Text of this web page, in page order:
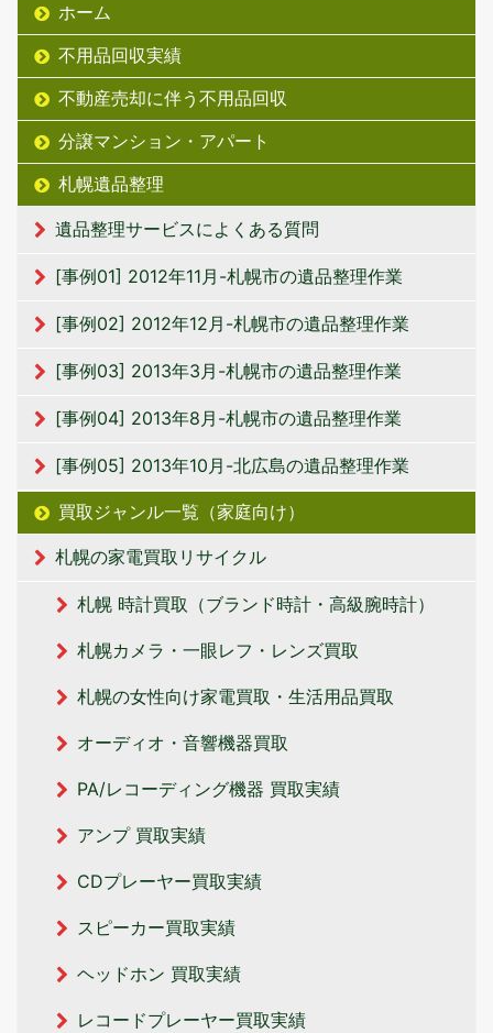
ホーム
不用品回収実績
不動産売却に伴う不用品回収
分譲マンション・アパート
札幌遺品整理
遺品整理サービスによくある質問
[事例01] 2012年11月-札幌市の遺品整理作業
[事例02] 2012年12月-札幌市の遺品整理作業
[事例03] 2013年3月-札幌市の遺品整理作業
[事例04] 2013年8月-札幌市の遺品整理作業
[事例05] 2013年10月-北広島の遺品整理作業
買取ジャンル一覧（家庭向け）
札幌の家電買取リサイクル
札幌 時計買取（ブランド時計・高級腕時計）
札幌カメラ・一眼レフ・レンズ買取
札幌の女性向け家電買取・生活用品買取
オーディオ・音響機器買取
PA/レコーディング機器 買取実績
アンプ 買取実績
CDプレーヤー買取実績
スピーカー買取実績
ヘッドホン 買取実績
レコードプレーヤー買取実績